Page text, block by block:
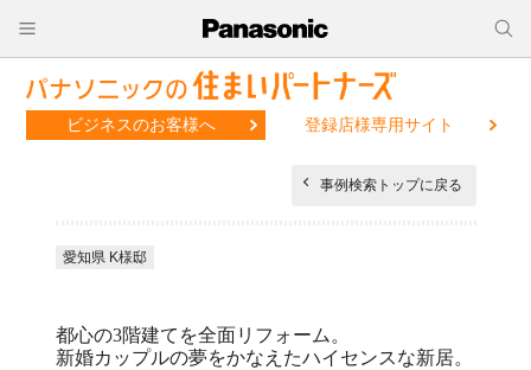
ビジネスのお客様へ 登録店様専用サイト
事例検索トップに戻る
愛知県 K様邸
都心の3階建てを全面リフォーム。
新婚カップルの夢をかなえたハイセンスな新居。